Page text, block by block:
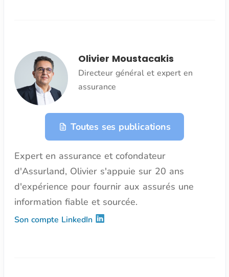
Olivier Moustacakis
Directeur général et expert en
assurance
Toutes ses publications
Expert en assurance et cofondateur
d'Assurland, Olivier s'appuie sur 20 ans
d'expérience pour fournir aux assurés une
information fiable et sourcée.
Son compte LinkedIn